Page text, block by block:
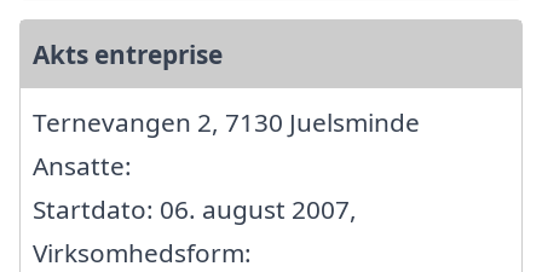
Akts entreprise
Ternevangen 2, 7130 Juelsminde
Ansatte:
Startdato: 06. august 2007,
Virksomhedsform: